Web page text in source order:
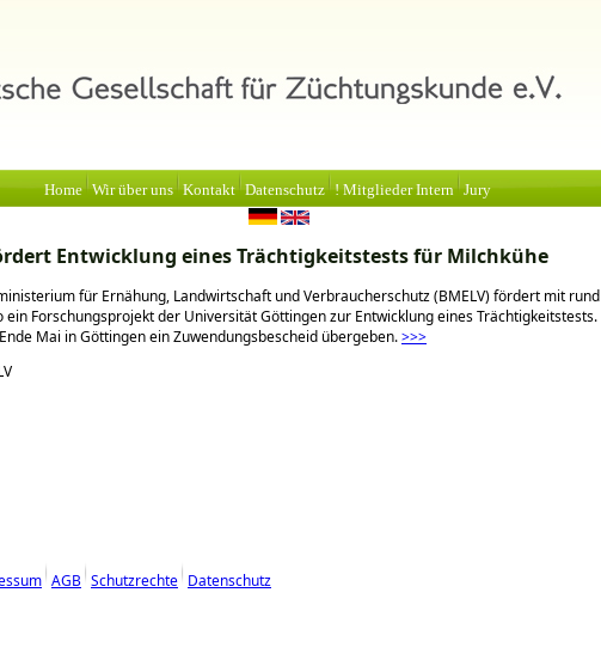
Home Wir über uns Kontakt Datenschutz ! Mitglieder Intern Jury
Entwicklung eines Trächtigkeitstests für Milchkühe
für Ernähung, Landwirtschaft und Verbraucherschutz (BMELV) fördert mit rund
ein Forschungsprojekt der Universität Göttingen zur Entwicklung eines Trächtigkeitstests.
Mai in Göttingen ein Zuwendungsbescheid übergeben.>>>
AGB Schutzrechte Datenschutz